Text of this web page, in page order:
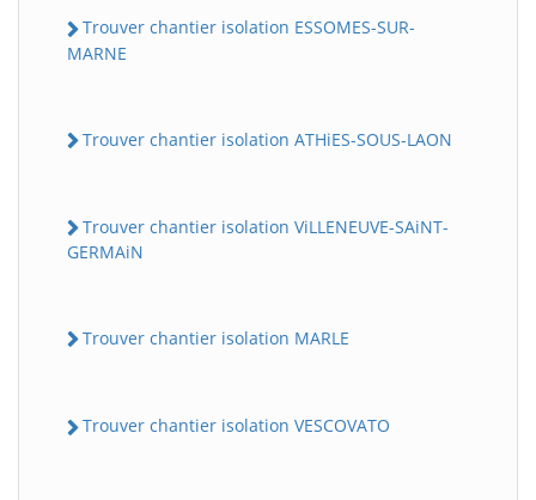
Trouver chantier isolation ESSOMES-SUR-
MARNE
Trouver chantier isolation ATHiES-SOUS-LAON
Trouver chantier isolation ViLLENEUVE-SAiNT-
GERMAiN
Trouver chantier isolation MARLE
Trouver chantier isolation VESCOVATO